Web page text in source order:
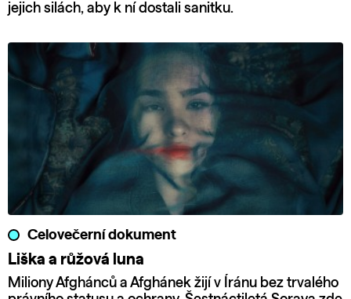
jejich silách, aby k ní dostali sanitku.
Celovečerní dokument
Liška a růžová luna
Miliony Afghánců a Afghánek žijí v Íránu bez trvalého